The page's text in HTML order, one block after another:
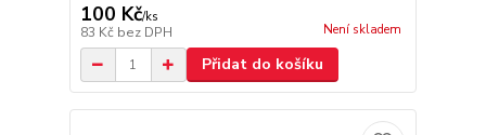
100 Kč/ks
83 Kč bez DPH Není skladem
Přidat do košíku